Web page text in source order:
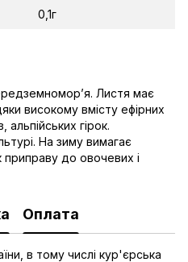
0,1г
Листя має
високому вмісту ефірних
альпійських гірок.
На зиму вимагає
до овочевих і
Оплата
в тому числі кур'єрська